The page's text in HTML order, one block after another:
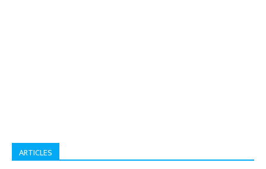
ARTICLES